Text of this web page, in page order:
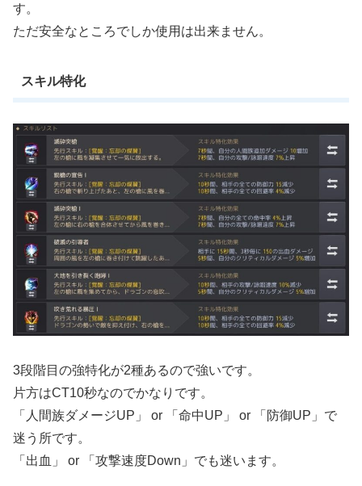
す。
ただ安全なところでしか使用は出来ません。
スキル特化
3段階目の強特化が2種あるので強いです。
片方はCT10秒なのでかなりです。
「人間族ダメージUP」 or 「命中UP」 or 「防御UP」で
迷う所です。
「出血」 or 「攻撃速度Down」でも迷います。